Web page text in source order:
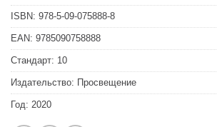
ISBN: 978-5-09-075888-8
EAN: 9785090758888
Стандарт: 10
Издательство: Просвещение
Год: 2020